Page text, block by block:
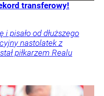
transferowy!
i pisało od dłuższego
nastolatek z
piłkarzem Realu